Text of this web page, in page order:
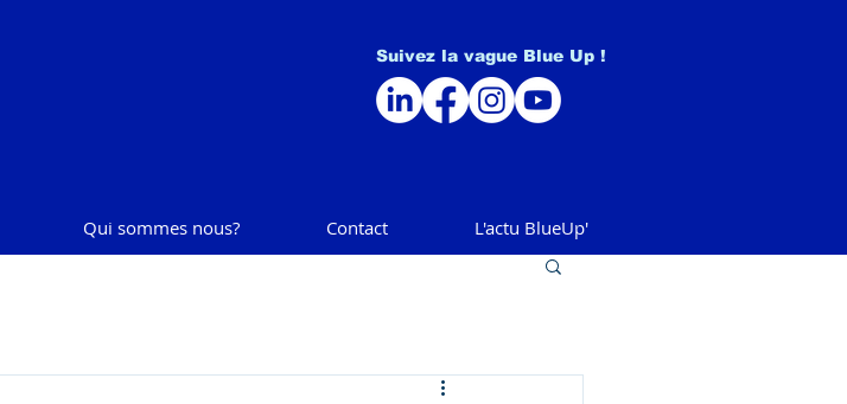
Suivez la vague Blue Up !
Qui sommes nous? Contact L'actu BlueUp'